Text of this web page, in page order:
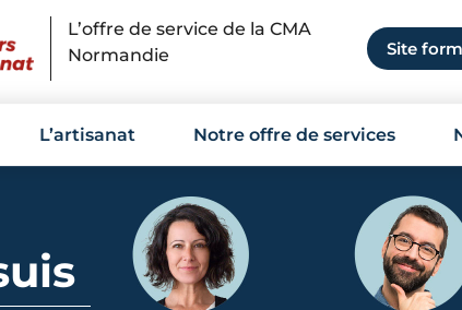
L’offre de service de la CMA
Normandie
Site
L’artisanat Notre offre de services